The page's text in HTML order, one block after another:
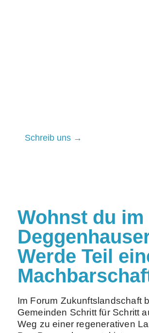
Schreib uns →
Wohnst du im
Werde Teil
Im Forum Zukunftslandschaft
Gemeinden Schritt für Schritt
Weg zu einer regenerativen